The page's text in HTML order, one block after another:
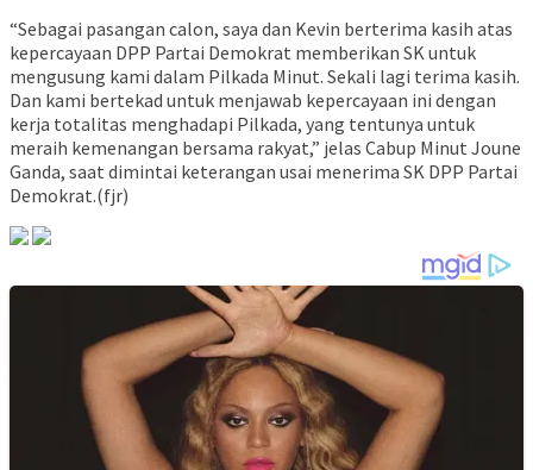
“Sebagai pasangan calon, saya dan Kevin berterima kasih atas
kepercayaan DPP Partai Demokrat memberikan SK untuk
mengusung kami dalam Pilkada Minut. Sekali lagi terima kasih.
Dan kami bertekad untuk menjawab kepercayaan ini dengan
kerja totalitas menghadapi Pilkada, yang tentunya untuk
meraih kemenangan bersama rakyat,” jelas Cabup Minut Joune
Ganda, saat dimintai keterangan usai menerima SK DPP Partai
Demokrat.(fjr)